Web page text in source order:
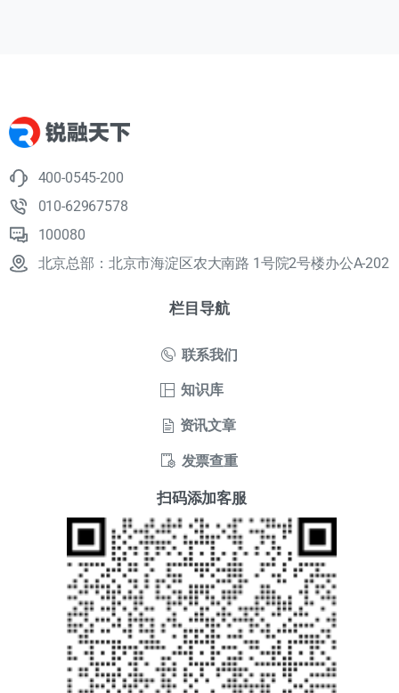
400-0545-200
010-62967578
100080
北京总部：北京市海淀区农大南路 1号院2号楼办公A-202
栏目导航
联系我们
知识库
资讯文章
发票查重
扫码添加客服